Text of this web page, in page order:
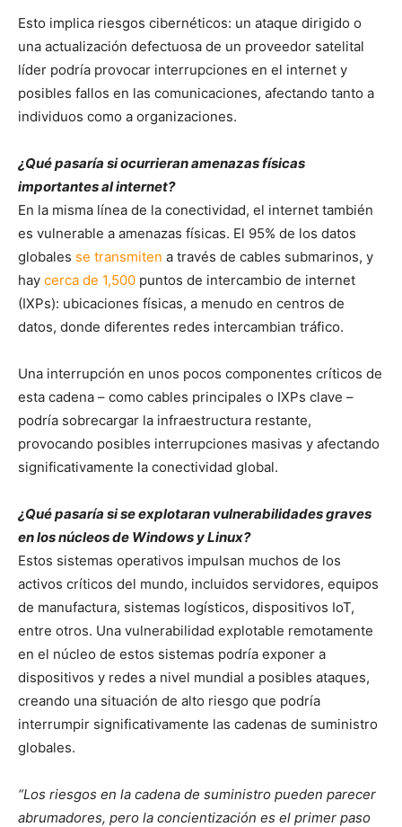
Esto implica riesgos cibernéticos: un ataque dirigido o
una actualización defectuosa de un proveedor satelital
líder podría provocar interrupciones en el internet y
posibles fallos en las comunicaciones, afectando tanto a
individuos como a organizaciones.
¿Qué pasaría si ocurrieran amenazas físicas
importantes al internet?
En la misma línea de la conectividad, el internet también
es vulnerable a amenazas físicas. El 95% de los datos
globales se transmiten a través de cables submarinos, y
hay cerca de 1,500 puntos de intercambio de internet
(IXPs): ubicaciones físicas, a menudo en centros de
datos, donde diferentes redes intercambian tráfico.
Una interrupción en unos pocos componentes críticos de
esta cadena – como cables principales o IXPs clave –
podría sobrecargar la infraestructura restante,
provocando posibles interrupciones masivas y afectando
significativamente la conectividad global.
¿Qué pasaría si se explotaran vulnerabilidades graves
en los núcleos de Windows y Linux?
Estos sistemas operativos impulsan muchos de los
activos críticos del mundo, incluidos servidores, equipos
de manufactura, sistemas logísticos, dispositivos IoT,
entre otros. Una vulnerabilidad explotable remotamente
en el núcleo de estos sistemas podría exponer a
dispositivos y redes a nivel mundial a posibles ataques,
creando una situación de alto riesgo que podría
interrumpir significativamente las cadenas de suministro
globales.
“Los riesgos en la cadena de suministro pueden parecer
abrumadores, pero la concientización es el primer paso